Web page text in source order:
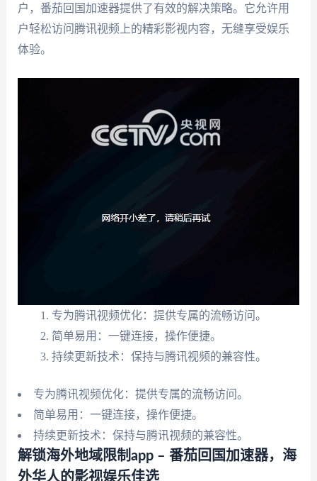
户，番茄回国加速器提供了有效的解决策略。它允许用
户轻松访问腾讯视频上的精彩影视内容，无缝享受娱乐
体验。
专为腾讯视频优化：提供专属的流畅访问。
简单易用：一键连接，操作便捷。
持续更新技术：保持与腾讯视频的兼容性。
专为腾讯视频优化：提供专属的流畅访问。
简单易用：一键连接，操作便捷。
持续更新技术：保持与腾讯视频的兼容性。
解锁海外地域限制app – 番茄回国加速器，海
外华人的影视娱乐佳选